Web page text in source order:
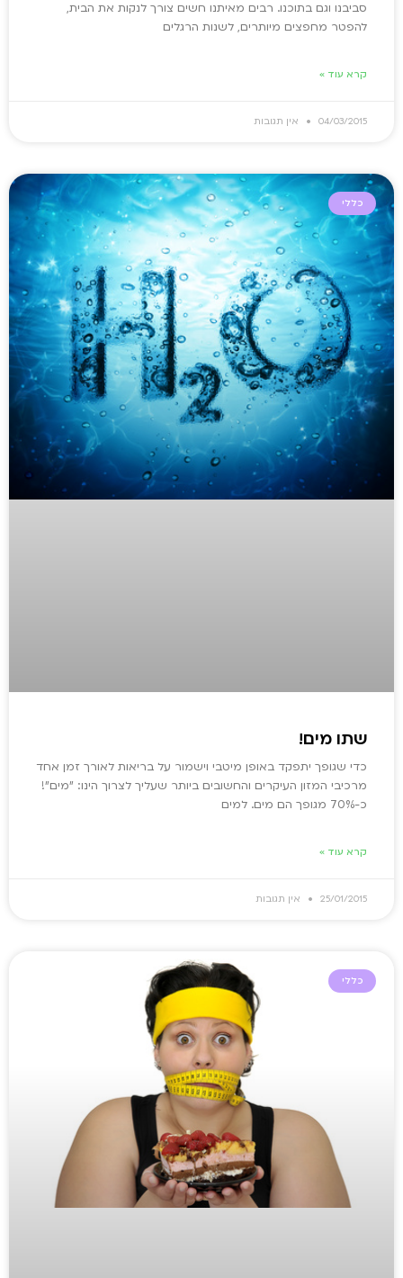
סביבנו וגם בתוכנו. רבים מאיתנו חשים צורך לנקות את הבית,
להפטר מחפצים מיותרים, לשנות הרגלים
קרא עוד »
04/03/2015 אין תגובות
כללי
שתו מים!
כדי שגופך יתפקד באופן מיטבי וישמור על בריאות לאורך זמן אחד
מרכיבי המזון העיקרים והחשובים ביותר שעליך לצרוך הינו: "מים"!
כ-70% מגופך הם מים. למים
קרא עוד »
25/01/2015 אין תגובות
כללי